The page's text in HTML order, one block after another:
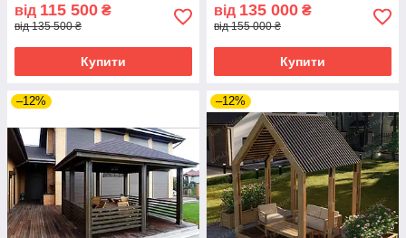
від 115 500 ₴
від 135 500 ₴
Купити
від 135 000 ₴
від 155 000 ₴
Купити
–12% –12%